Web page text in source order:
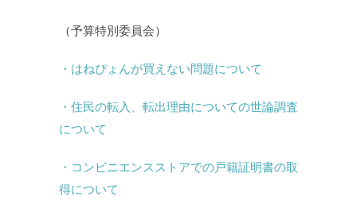
（予算特別委員会）
・はねぴょんが買えない問題について
・住民の転入、転出理由についての世論調査
について
・コンビニエンスストアでの戸籍証明書の取
得について